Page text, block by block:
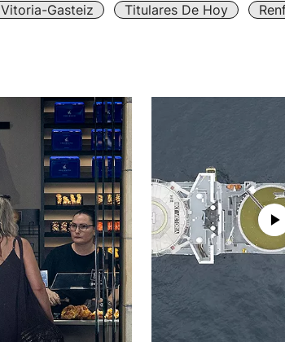
Vitoria-Gasteiz Titulares De Hoy